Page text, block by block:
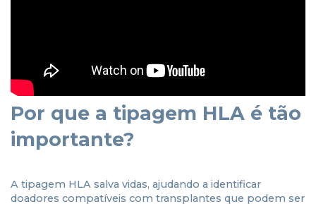
Por que a tipagem HLA é tão
importante?
A tipagem HLA salva vidas, ajudando a identificar
doadores compatíveis com transplantes que podem ser